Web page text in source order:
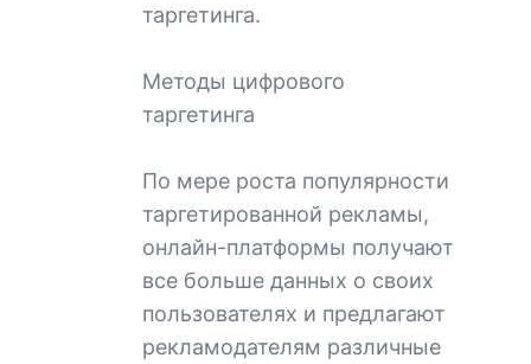
таргетинга.
Методы цифрового
таргетинга
По мере роста популярности
таргетированной рекламы,
онлайн-платформы получают
все больше данных о своих
пользователях и предлагают
рекламодателям различные